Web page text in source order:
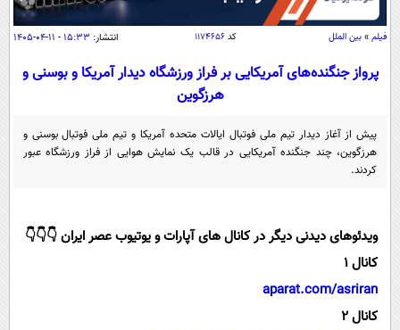
اقتصاد
اقتصادی
خودرو
جامعه
اجتماعی
حوادث
سلامت
محیط زیست
ورزشی
بین الملل
سیاست خارجی
فرهنگ و هنر
گوناگون
فیلم » بین الملل کد ۱۱۷۴۶۵۶ انتشار: ۱۵:۳۳ - ۱۱-۰۴-۱۴۰۵
پرواز جنگنده‌های آمریکایی بر فراز ورزشگاه دیدار آمریکا و بوسنی و
هرزگوین
پیش از آغاز دیدار تیم ملی فوتبال ایالات متحده آمریکا و تیم ملی فوتبال بوسنی و
هرزگوین، چند جنگنده آمریکایی در قالب یک نمایش هوایی از فراز ورزشگاه عبور
کردند.
ویدئوهای دیدنی دیگر در کانال های آپارات و یوتیوب عصر ایران 👇👇👇
کانال 1
aparat.com/asriran
کانال 2